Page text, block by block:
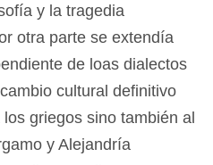
y la tragedia
otra parte se extendía
de loas dialectos
cultural definitivo
griegos sino también al
y Alejandría